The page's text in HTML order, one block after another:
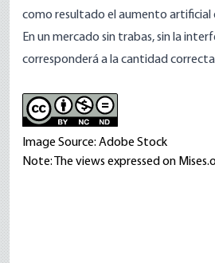
como resultado el aumento artificial
En un mercado sin trabas, sin la
corresponderá a la cantidad
Image Source: Adobe Stock
Note: The views expressed on